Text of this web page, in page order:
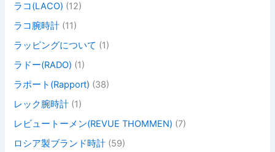
ラコ(LACO) (12)
ラコ腕時計 (11)
ラッピングについて (1)
ラドー(RADO) (1)
ラポート(Rapport) (38)
レック腕時計 (1)
レビュートーメン(REVUE THOMMEN) (7)
ロシア製ブランド時計 (59)